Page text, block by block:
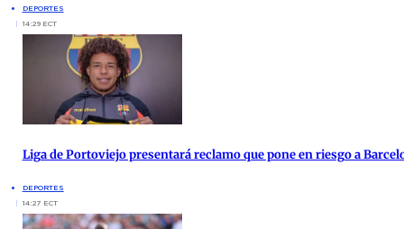
DEPORTES
14:29 ECT
Liga de Portoviejo presentará reclamo que pone en riesgo a
DEPORTES
14:27 ECT